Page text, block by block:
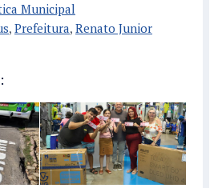
Municipal
, Prefeitura, Renato Junior